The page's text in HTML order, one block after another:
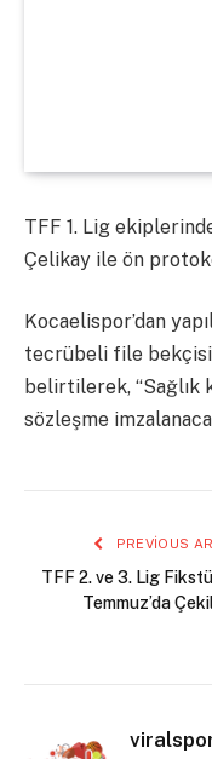
TFF 1. Lig
Çelikay ile ön
Kocaelispor’dan
tecrübeli file bekçisi
belirtilerek, “Sağlık
sözleşme
PREVIOUS
TFF 2. ve 3. Lig
Temmuz’da